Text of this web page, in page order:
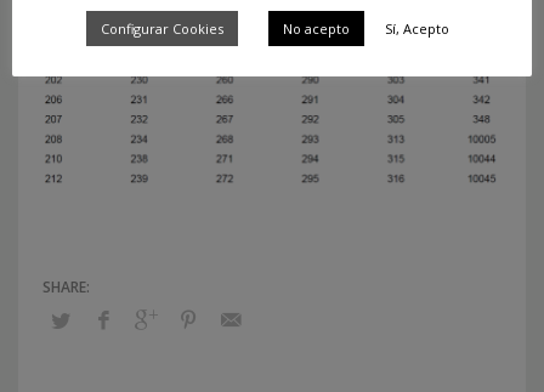
Configurar Cookies No acepto Sí, Acepto